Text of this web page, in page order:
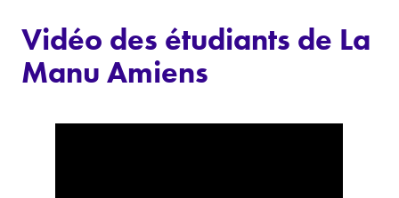
Vidéo des étudiants de La
Manu Amiens